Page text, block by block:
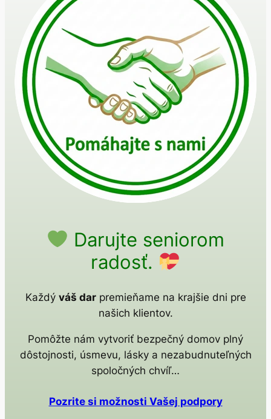
Darujte seniorom
radosť.
Každý váš darpremieňame na krajšie dni pre
našich klientov.
Pomôžte nám vytvoriť bezpečný domov plný
dôstojnosti, úsmevu, lásky a nezabudnuteľných
spoločných chvíľ…
Pozrite si možnosti Vašej podpory